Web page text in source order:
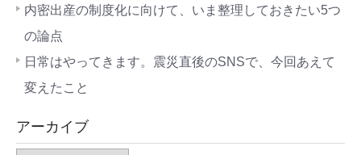
内密出産の制度化に向けて、いま整理しておきたい5つ
の論点
日常はやってきます。震災直後のSNSで、今回あえて
変えたこと
アーカイブ